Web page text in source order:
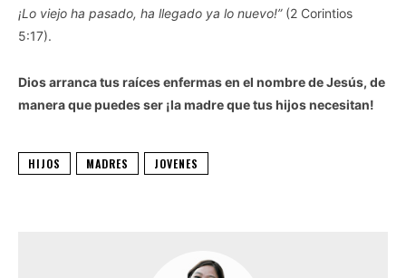
¡Lo viejo ha pasado, ha llegado ya lo nuevo!”(2 Corintios
5:17).
Dios arranca tus raíces enfermas en el nombre de Jesús, de
manera que puedes ser ¡la madre que tus hijos necesitan!
HIJOS MADRES JOVENES